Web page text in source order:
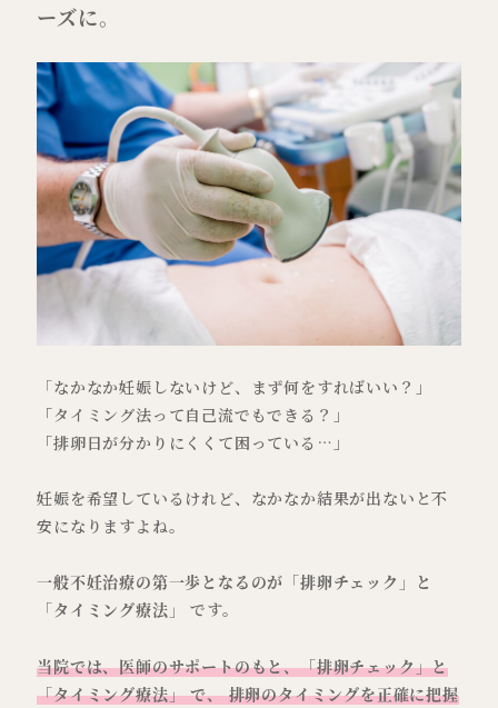
ーズに。
「なかなか妊娠しないけど、まず何をすればいい？」
「タイミング法って自己流でもできる？」
「排卵日が分かりにくくて困っている…」
妊娠を希望しているけれど、なかなか結果が出ないと不
安になりますよね。
一般不妊治療の第一歩となるのが「排卵チェック」と
「タイミング療法」
です。
当院では、医師のサポートのもと、「排卵チェック」と
「タイミング療法」 で、 排卵のタイミングを正確に把握